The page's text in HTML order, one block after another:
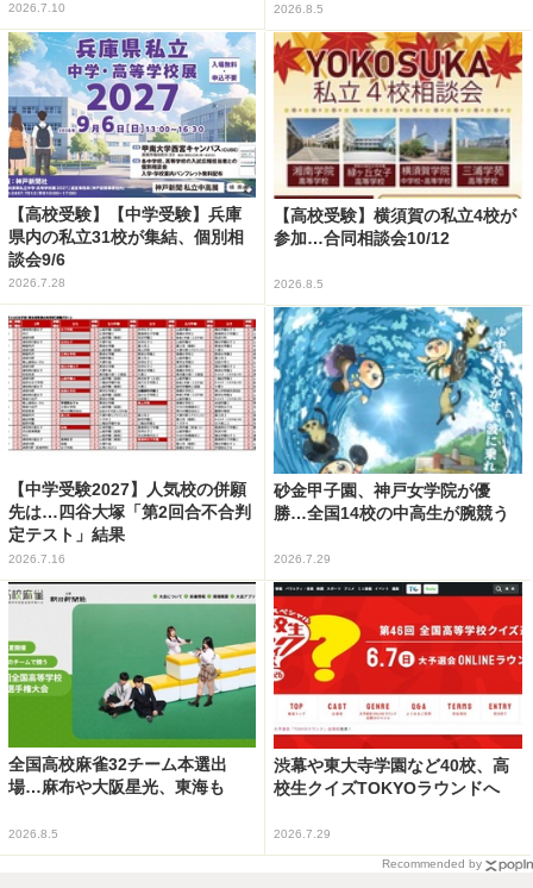
2026.7.10 2026.8.5
【高校受験】【中学受験】兵庫
県内の私立31校が集結、個別相
談会9/6
2026.7.28
【高校受験】横須賀の私立4校が
参加…合同相談会10/12
2026.8.5
【中学受験2027】人気校の併願
先は…四谷大塚「第2回合不合判
定テスト」結果
2026.7.16
砂金甲子園、神戸女学院が優
勝…全国14校の中高生が腕競う
2026.7.29
全国高校麻雀32チーム本選出
場…麻布や大阪星光、東海も
2026.8.5
渋幕や東大寺学園など40校、高
校生クイズTOKYOラウンドへ
2026.7.29
Recommended by